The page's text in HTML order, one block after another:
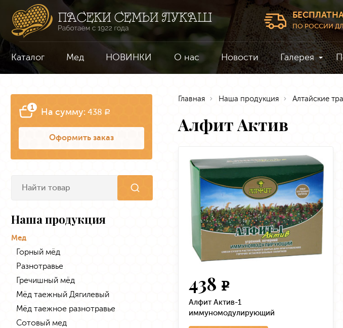
ПО РОССИИ
Каталог Мед НОВИНКИ О нас Новости Галерея
1 На сумму: 438 a
Оформить заказ
Наша продукция
Мед
Горный мёд
Разнотравье
Гречишный мёд
Мёд таежный Дягилевый
Мёд таежное разнотравье
Сотовый мед
Главная Наша продукция Алтайские
Алфит Актив
438 e
Алфит Актив-1
иммуномодулирующий